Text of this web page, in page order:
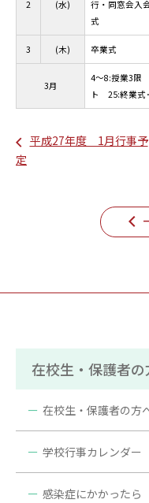
2 (水)
行・同窓会入
式
3 (木) 卒業式
3月
4～8:授業3限
ト 25:終業式
平成27年度 1月行事予
定
在校生・保護者の
在校生・保護者の方
学校行事カレンダー
感染症にかかったら